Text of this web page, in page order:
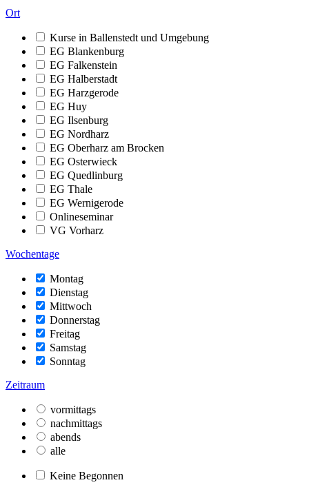
Ort
Kurse in Ballenstedt und Umgebung
EG Blankenburg
EG Falkenstein
EG Halberstadt
EG Harzgerode
EG Huy
EG Ilsenburg
EG Nordharz
EG Oberharz am Brocken
EG Osterwieck
EG Quedlinburg
EG Thale
EG Wernigerode
Onlineseminar
VG Vorharz
Wochentage
Montag
Dienstag
Mittwoch
Donnerstag
Freitag
Samstag
Sonntag
Zeitraum
vormittags
nachmittags
abends
alle
Keine Begonnen